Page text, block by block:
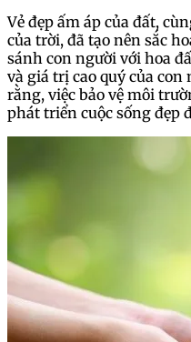
Vẻ đẹp ấm áp của đất,
của trời, đã tạo nên sắc
sánh con người với hoa
và giá trị cao quý của
rằng, việc bảo vệ môi
phát triển cuộc sống đẹp